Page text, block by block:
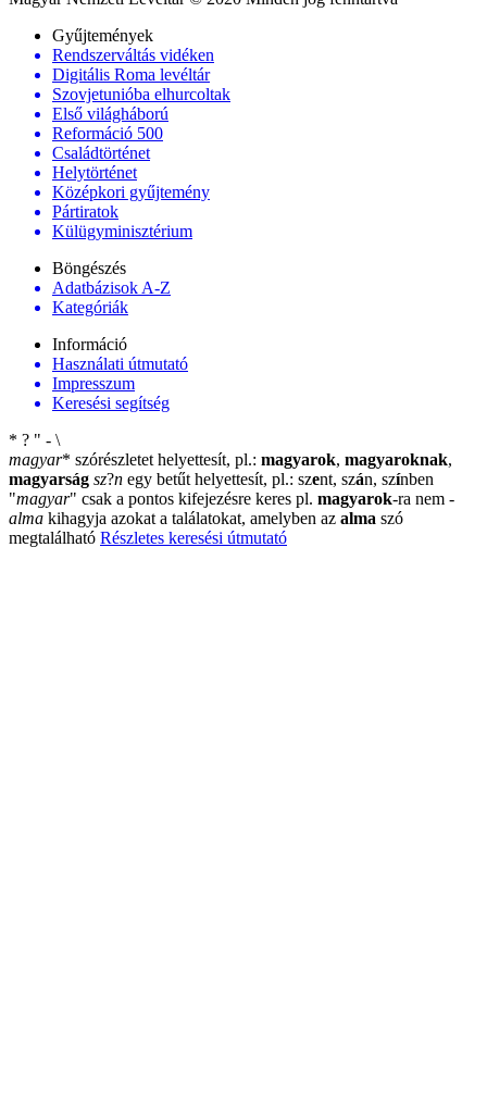
Gyűjtemények
Rendszerváltás vidéken
Digitális Roma levéltár
Szovjetunióba elhurcoltak
Első világháború
Reformáció 500
Családtörténet
Helytörténet
Középkori gyűjtemény
Pártiratok
Külügyminisztérium
Böngészés
Adatbázisok A-Z
Kategóriák
Információ
Használati útmutató
Impresszum
Keresési segítség
* ? " - \
magyar* szórészletet helyettesít, pl.: magyarok, magyaroknak,
magyarság sz?n egy betűt helyettesít, pl.: szent, szán, színben
"magyar" csak a pontos kifejezésre keres pl. magyarok-ra nem -
alma kihagyja azokat a találatokat, amelyben az alma szó
megtalálható Részletes keresési útmutató